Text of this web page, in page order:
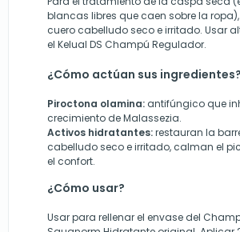
blancas libres que caen sobre la ropa),
cuero cabelludo seco e irritado. Usar
el Kelual DS Champú Regulador.
¿Cómo actúan sus ingredientes?
Piroctona olamina: antifúngico que
crecimiento de Malassezia.
Activos hidratantes:restauran la
cabelludo seco e irritado, calman el
el confort.
¿Cómo usar?
Usar para rellenar el envase del